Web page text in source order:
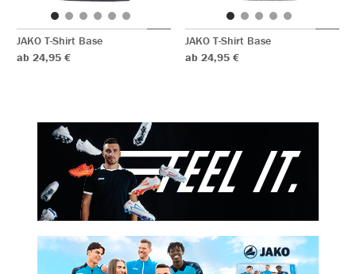
JAKO T-Shirt Base
ab 24,95 €
JAKO T-Shirt Base
ab 24,95 €